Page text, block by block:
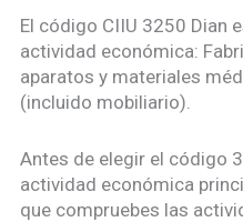
El código CIIU 3250 Dian
actividad económica:
aparatos y materiales
(incluido mobiliario).
Antes de elegir el código
actividad económica
que compruebes las